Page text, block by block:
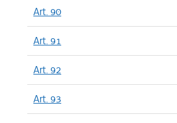
Art. 90
Art. 91
Art. 92
Art. 93